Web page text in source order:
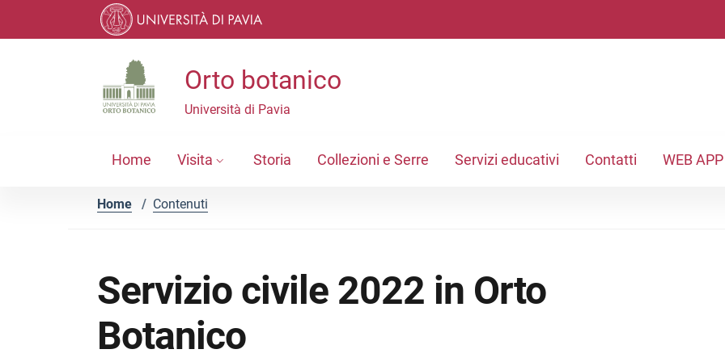
Vai al menu di navigazione
Orto botanico
Università di Pavia
Home Visita Storia Collezioni e Serre Servizi educativi Contatti WEB APP
Home / Contenuti
Servizio civile 2022 in Orto
Botanico